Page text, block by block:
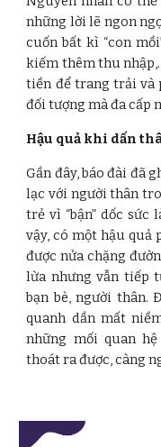
những lời lẽ ngon
cuốn bất kì “con
kiếm thêm thu
tiền để trang trải và
đối tượng mà đa cấp
Hậu quả khi dấn
Gần đây, báo đài đã
lạc với người thân
trẻ vì “bận” dốc sức
vậy, có một hậu quả
được nửa chặng
lừa nhưng vẫn tiếp
bạn bè, người thân.
quanh dần mất
những mối quan
thoát ra được, càng